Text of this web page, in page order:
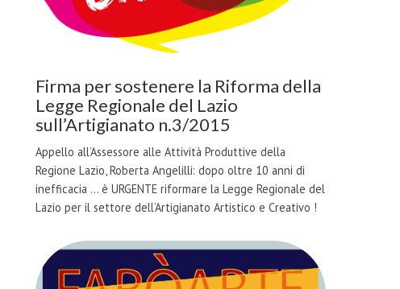
Firma per sostenere la Riforma della
Legge Regionale del Lazio
sull’Artigianato n.3/2015
Appello all’Assessore alle Attività Produttive della
Regione Lazio, Roberta Angelilli: dopo oltre 10 anni di
inefficacia ... è URGENTE riformare la Legge Regionale del
Lazio per il settore dell’Artigianato Artistico e Creativo !